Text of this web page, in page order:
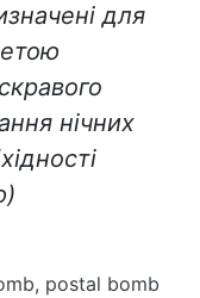
для
нічних
postal bomb